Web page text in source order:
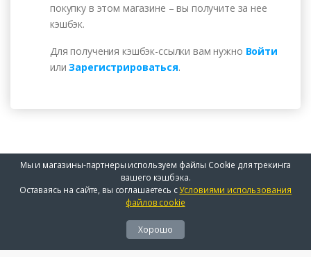
покупку в этом магазине – вы получите за нее
кэшбэк.
Для получения кэшбэк-ссылки вам нужно Войти
илиЗарегистрироваться.
Мы и магазины-партнеры используем файлы Cookie для трекинга
вашего кэшбэка.
Оставаясь на сайте, вы соглашаетесь сУсловиями использования
файлов cookie
Хорошо